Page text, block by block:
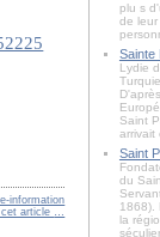
information
article
plu s
de leur
Sainte
Lydie
Saint
arrivait
Saint
du
1868).
la